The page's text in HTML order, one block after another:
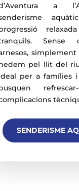
a
Sense
pel llit del
per a famílies
SENDERISME